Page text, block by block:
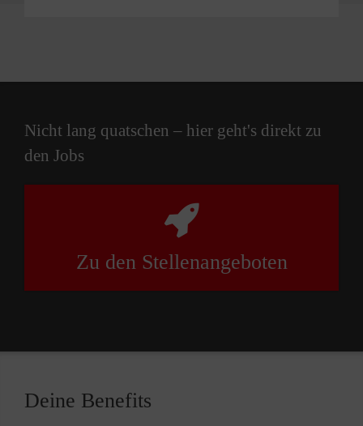
Nicht lang quatschen – hier geht's direkt zu
den Jobs
Zu den Stellenangeboten
Deine Benefits